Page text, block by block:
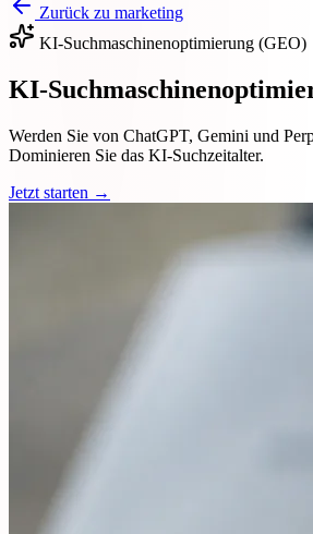
Zurück zu marketing
KI-Suchmaschinenoptimierung (GEO)
KI-
Werden Sie von ChatGPT, Gemini und
Dominieren Sie das KI-Suchzeitalter.
Jetzt starten →